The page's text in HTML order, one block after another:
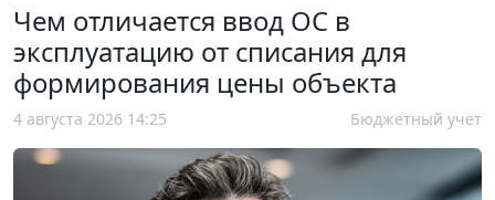
Чем отличается ввод ОС в
эксплуатацию от списания для
формирования цены объекта
4 августа 2026 14:25 Бюджетный учет